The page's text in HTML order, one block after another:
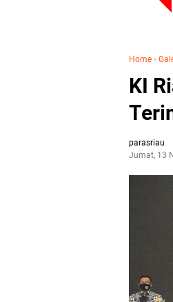
Home ›
KI
parasriau
Jumat, 13